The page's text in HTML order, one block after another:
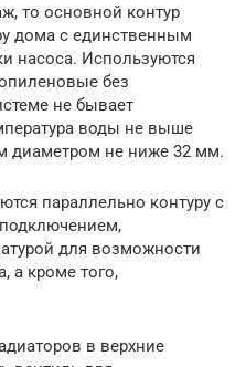
то основной контур
дома с единственным
насоса. Используются
без
не бывает
воды не выше
диаметром не ниже 32 мм.
параллельно контуру с
для возможности
а кроме того,
в верхние